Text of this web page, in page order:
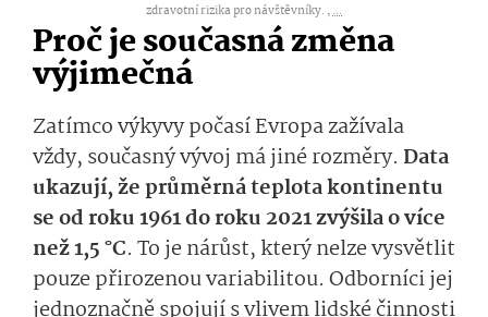
zdravotní rizika pro návštěvníky. ,...
Proč je současná změna
výjimečná
Zatímco výkyvy počasí Evropa zažívala
vždy, současný vývoj má jiné rozměry. Data
ukazují, že průměrná teplota kontinentu
se od roku 1961 do roku 2021 zvýšila o více
než 1,5 °C. To je nárůst, který nelze vysvětlit
pouze přirozenou variabilitou. Odborníci jej
jednoznačně spojují s vlivem lidské činnosti